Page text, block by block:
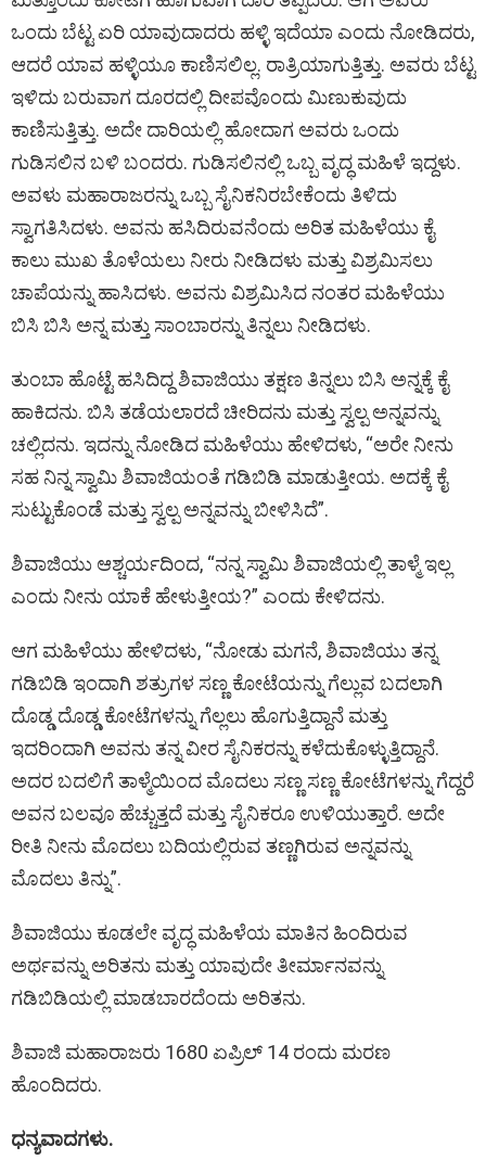
ಒಂದು ಬೆಟ್ಟ ಏರಿ ಯಾವುದಾದರು ಹಳ್ಳಿ ಇದೆಯಾ ಎಂದು ನೋಡಿದರು,
ಆದರೆ ಯಾವ ಹಳ್ಳಿಯೂ ಕಾಣಿಸಲಿಲ್ಲ. ರಾತ್ರಿಯಾಗುತ್ತಿತ್ತು. ಅವರು ಬೆಟ್ಟ
ಇಳಿದು ಬರುವಾಗ ದೂರದಲ್ಲಿ ದೀಪವೊಂದು ಮಿಣುಕುವುದು
ಕಾಣಿಸುತ್ತಿತ್ತು. ಅದೇ ದಾರಿಯಲ್ಲಿ ಹೋದಾಗ ಅವರು ಒಂದು
ಗುಡಿಸಲಿನ ಬಳಿ ಬಂದರು. ಗುಡಿಸಲಿನಲ್ಲಿ ಒಬ್ಬ ವೃದ್ಧ ಮಹಿಳೆ ಇದ್ದಳು.
ಅವಳು ಮಹಾರಾಜರನ್ನು ಒಬ್ಬ ಸೈನಿಕನಿರಬೇಕೆಂದು ತಿಳಿದು
ಸ್ವಾಗತಿಸಿದಳು. ಅವನು ಹಸಿದಿರುವನೆಂದು ಅರಿತ ಮಹಿಳೆಯು ಕೈ
ಕಾಲು ಮುಖ ತೊಳೆಯಲು ನೀರು ನೀಡಿದಳು ಮತ್ತು ವಿಶ್ರಮಿಸಲು
ಚಾಪೆಯನ್ನು ಹಾಸಿದಳು. ಅವನು ವಿಶ್ರಮಿಸಿದ ನಂತರ ಮಹಿಳೆಯು
ಬಿಸಿ ಬಿಸಿ ಅನ್ನ ಮತ್ತು ಸಾಂಬಾರನ್ನು ತಿನ್ನಲು ನೀಡಿದಳು.
ತುಂಬಾ ಹೊಟ್ಟೆ ಹಸಿದಿದ್ದ ಶಿವಾಜಿಯು ತಕ್ಷಣ ತಿನ್ನಲು ಬಿಸಿ ಅನ್ನಕ್ಕೆ ಕೈ
ಹಾಕಿದನು. ಬಿಸಿ ತಡೆಯಲಾರದೆ ಚೀರಿದನು ಮತ್ತು ಸ್ವಲ್ಪ ಅನ್ನವನ್ನು
ಚಲ್ಲಿದನು. ಇದನ್ನು ನೋಡಿದ ಮಹಿಳೆಯು ಹೇಳಿದಳು, “ಅರೇ ನೀನು
ಸಹ ನಿನ್ನ ಸ್ವಾಮಿ ಶಿವಾಜಿಯಂತೆ ಗಡಿಬಿಡಿ ಮಾಡುತ್ತೀಯ. ಅದಕ್ಕೆ ಕೈ
ಸುಟ್ಟುಕೊಂಡೆ ಮತ್ತು ಸ್ವಲ್ಪ ಅನ್ನವನ್ನು ಬೀಳಿಸಿದೆ”.
ಶಿವಾಜಿಯು ಆಶ್ಚರ್ಯದಿಂದ, “ನನ್ನ ಸ್ವಾಮಿ ಶಿವಾಜಿಯಲ್ಲಿ ತಾಳ್ಮೆ ಇಲ್ಲ
ಎಂದು ನೀನು ಯಾಕೆ ಹೇಳುತ್ತೀಯ?” ಎಂದು ಕೇಳಿದನು.
ಆಗ ಮಹಿಳೆಯು ಹೇಳಿದಳು, “ನೋಡು ಮಗನೆ, ಶಿವಾಜಿಯು ತನ್ನ
ಗಡಿಬಿಡಿ ಇಂದಾಗಿ ಶತ್ರುಗಳ ಸಣ್ಣ ಕೋಟೆಯನ್ನು ಗೆಲ್ಲುವ ಬದಲಾಗಿ
ದೊಡ್ಡ ದೊಡ್ಡ ಕೋಟೆಗಳನ್ನು ಗೆಲ್ಲಲು ಹೊಗುತ್ತಿದ್ದಾನೆ ಮತ್ತು
ಇದರಿಂದಾಗಿ ಅವನು ತನ್ನ ವೀರ ಸೈನಿಕರನ್ನು ಕಳೆದುಕೊಳ್ಳುತ್ತಿದ್ದಾನೆ.
ಅದರ ಬದಲಿಗೆ ತಾಳ್ಮೆಯಿಂದ ಮೊದಲು ಸಣ್ಣ ಸಣ್ಣ ಕೋಟೆಗಳನ್ನು ಗೆದ್ದರೆ
ಅವನ ಬಲವೂ ಹೆಚ್ಚುತ್ತದೆ ಮತ್ತು ಸೈನಿಕರೂ ಉಳಿಯುತ್ತಾರೆ. ಅದೇ
ರೀತಿ ನೀನು ಮೊದಲು ಬದಿಯಲ್ಲಿರುವ ತಣ್ಣಗಿರುವ ಅನ್ನವನ್ನು
ಮೊದಲು ತಿನ್ನು”.
ಶಿವಾಜಿಯು ಕೂಡಲೇ ವೃದ್ಧ ಮಹಿಳೆಯ ಮಾತಿನ ಹಿಂದಿರುವ
ಅರ್ಥವನ್ನು ಅರಿತನು ಮತ್ತು ಯಾವುದೇ ತೀರ್ಮಾನವನ್ನು
ಗಡಿಬಿಡಿಯಲ್ಲಿ ಮಾಡಬಾರದೆಂದು ಅರಿತನು.
ಶಿವಾಜಿ ಮಹಾರಾಜರು 1680 ಏಪ್ರಿಲ್ 14 ರಂದು ಮರಣ
ಹೊಂದಿದರು.
ಧನ್ಯವಾದಗಳು.